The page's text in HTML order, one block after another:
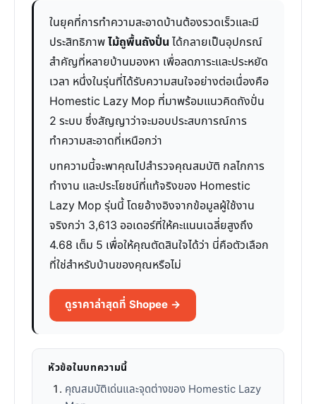
ในยุคที่การทำความสะอาดบ้านต้องรวดเร็วและมี
ประสิทธิภาพไม้ถูพื้นถังปั่น ได้กลายเป็นอุปกรณ์
สำคัญที่หลายบ้านมองหา เพื่อลดภาระและประหยัด
เวลา หนึ่งในรุ่นที่ได้รับความสนใจอย่างต่อเนื่องคือ
Homestic Lazy Mop ที่มาพร้อมแนวคิดถังปั่น
2 ระบบ ซึ่งสัญญาว่าจะมอบประสบการณ์การ
ทำความสะอาดที่เหนือกว่า
บทความนี้จะพาคุณไปสำรวจคุณสมบัติ กลไกการ
ทำงาน และประโยชน์ที่แท้จริงของ Homestic
Lazy Mop รุ่นนี้ โดยอ้างอิงจากข้อมูลผู้ใช้งาน
จริงกว่า 3,613 ออเดอร์ที่ให้คะแนนเฉลี่ยสูงถึง
4.68 เต็ม 5 เพื่อให้คุณตัดสินใจได้ว่า นี่คือตัวเลือก
ที่ใช่สำหรับบ้านของคุณหรือไม่
ดูราคาล่าสุดที่ Shopee →
หัวข้อในบทความนี้
คุณสมบัติเด่นและจุดต่างของ Homestic Lazy